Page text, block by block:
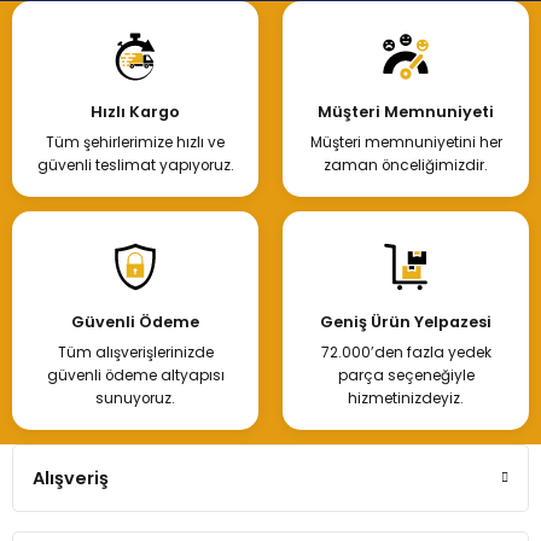
Hızlı Kargo
Tüm şehirlerimize hızlı ve
güvenli teslimat yapıyoruz.
Müşteri Memnuniyeti
Müşteri memnuniyetini her
zaman önceliğimizdir.
Güvenli Ödeme
Tüm alışverişlerinizde
güvenli ödeme altyapısı
sunuyoruz.
Geniş Ürün Yelpazesi
72.000’den fazla yedek
parça seçeneğiyle
hizmetinizdeyiz.
Alışveriş